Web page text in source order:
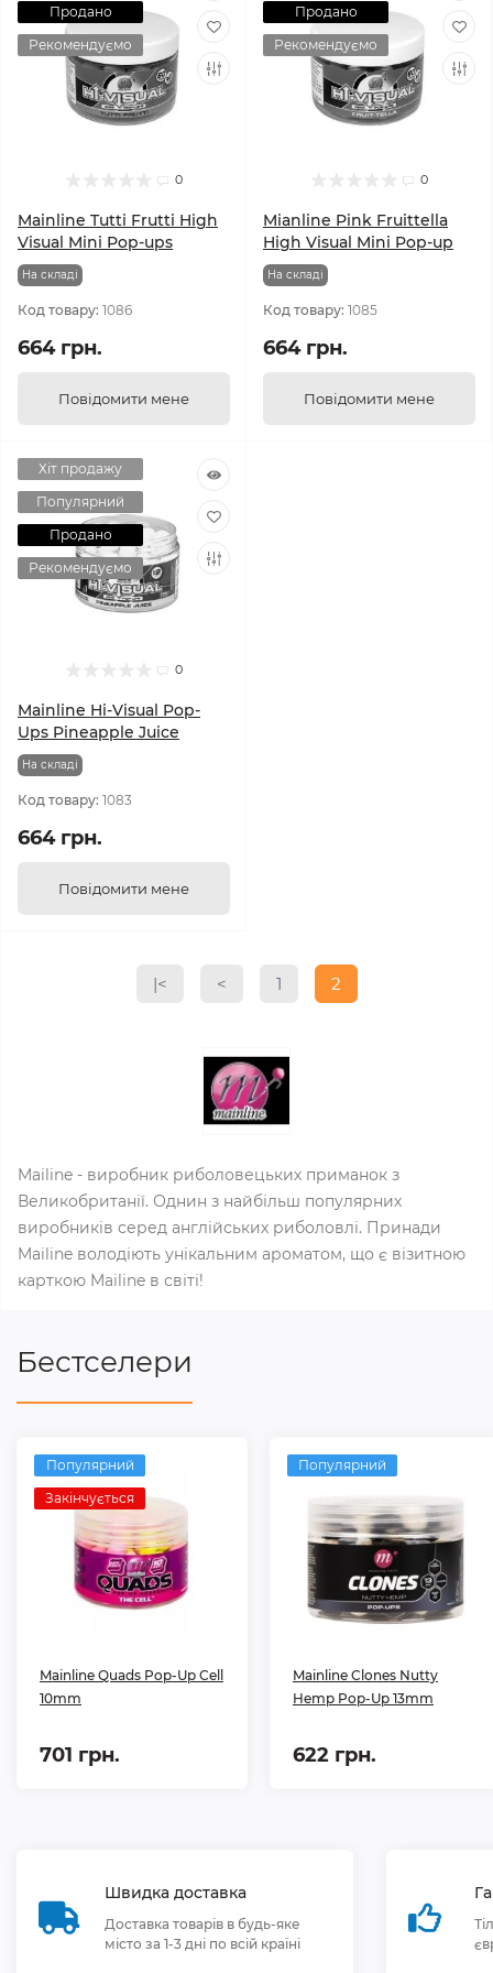
Продано
Рекомендуємо
0
Mainline Tutti Frutti High
Visual Mini Pop-ups
На складi
Код товару: 1086
664 грн.
Повідомити мене
Продано
Рекомендуємо
0
Mianline Pink Fruittella
High Visual Mini Pop-up
На складi
Код товару: 1085
664 грн.
Повідомити мене
Хіт продажу
Популярний
Продано
Рекомендуємо
0
Mainline Hi-Visual Pop-
Ups Pineapple Juice
На складi
Код товару: 1083
664 грн.
Повідомити мене
|< < 1 2
Mailine - виробник риболовецьких приманок з
Великобританії. Однин з найбільш популярних
виробників серед англійських риболовлі. Принади
Mailine володіють унікальним ароматом, що є візитною
карткою Mailine в світі!
Бестселери
Популярний
Закінчується
Mainline Quads Pop-Up Cell
10mm
701 грн.
Популярний
Mainline Clones Nutty
Hemp Pop-Up 13mm
622 грн.
Швидка доставка
Доставка товарів в будь-яке
місто за 1-3 дні по всій країні